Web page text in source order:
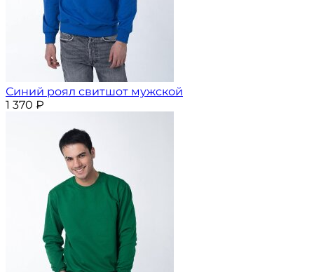
Синий роял свитшот мужской
1 370 ₽